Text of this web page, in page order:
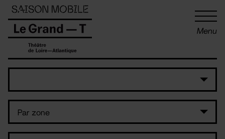
Menu
Panneau de gestion des cookies